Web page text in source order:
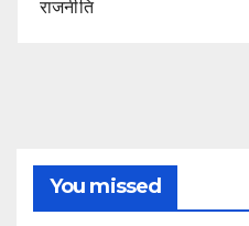
राजनीति
You missed